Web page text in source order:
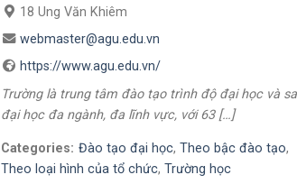
18 Ung Văn Khiêm
webmaster@agu.edu.vn
https://www.agu.edu.vn/
Trường là trung tâm đào tạo trình độ đại học và
đại học đa ngành, đa lĩnh vực, với 63 […]
Categories: Đào tạo đại học, Theo bậc đào tạo,
Theo loại hình của tổ chức, Trường học